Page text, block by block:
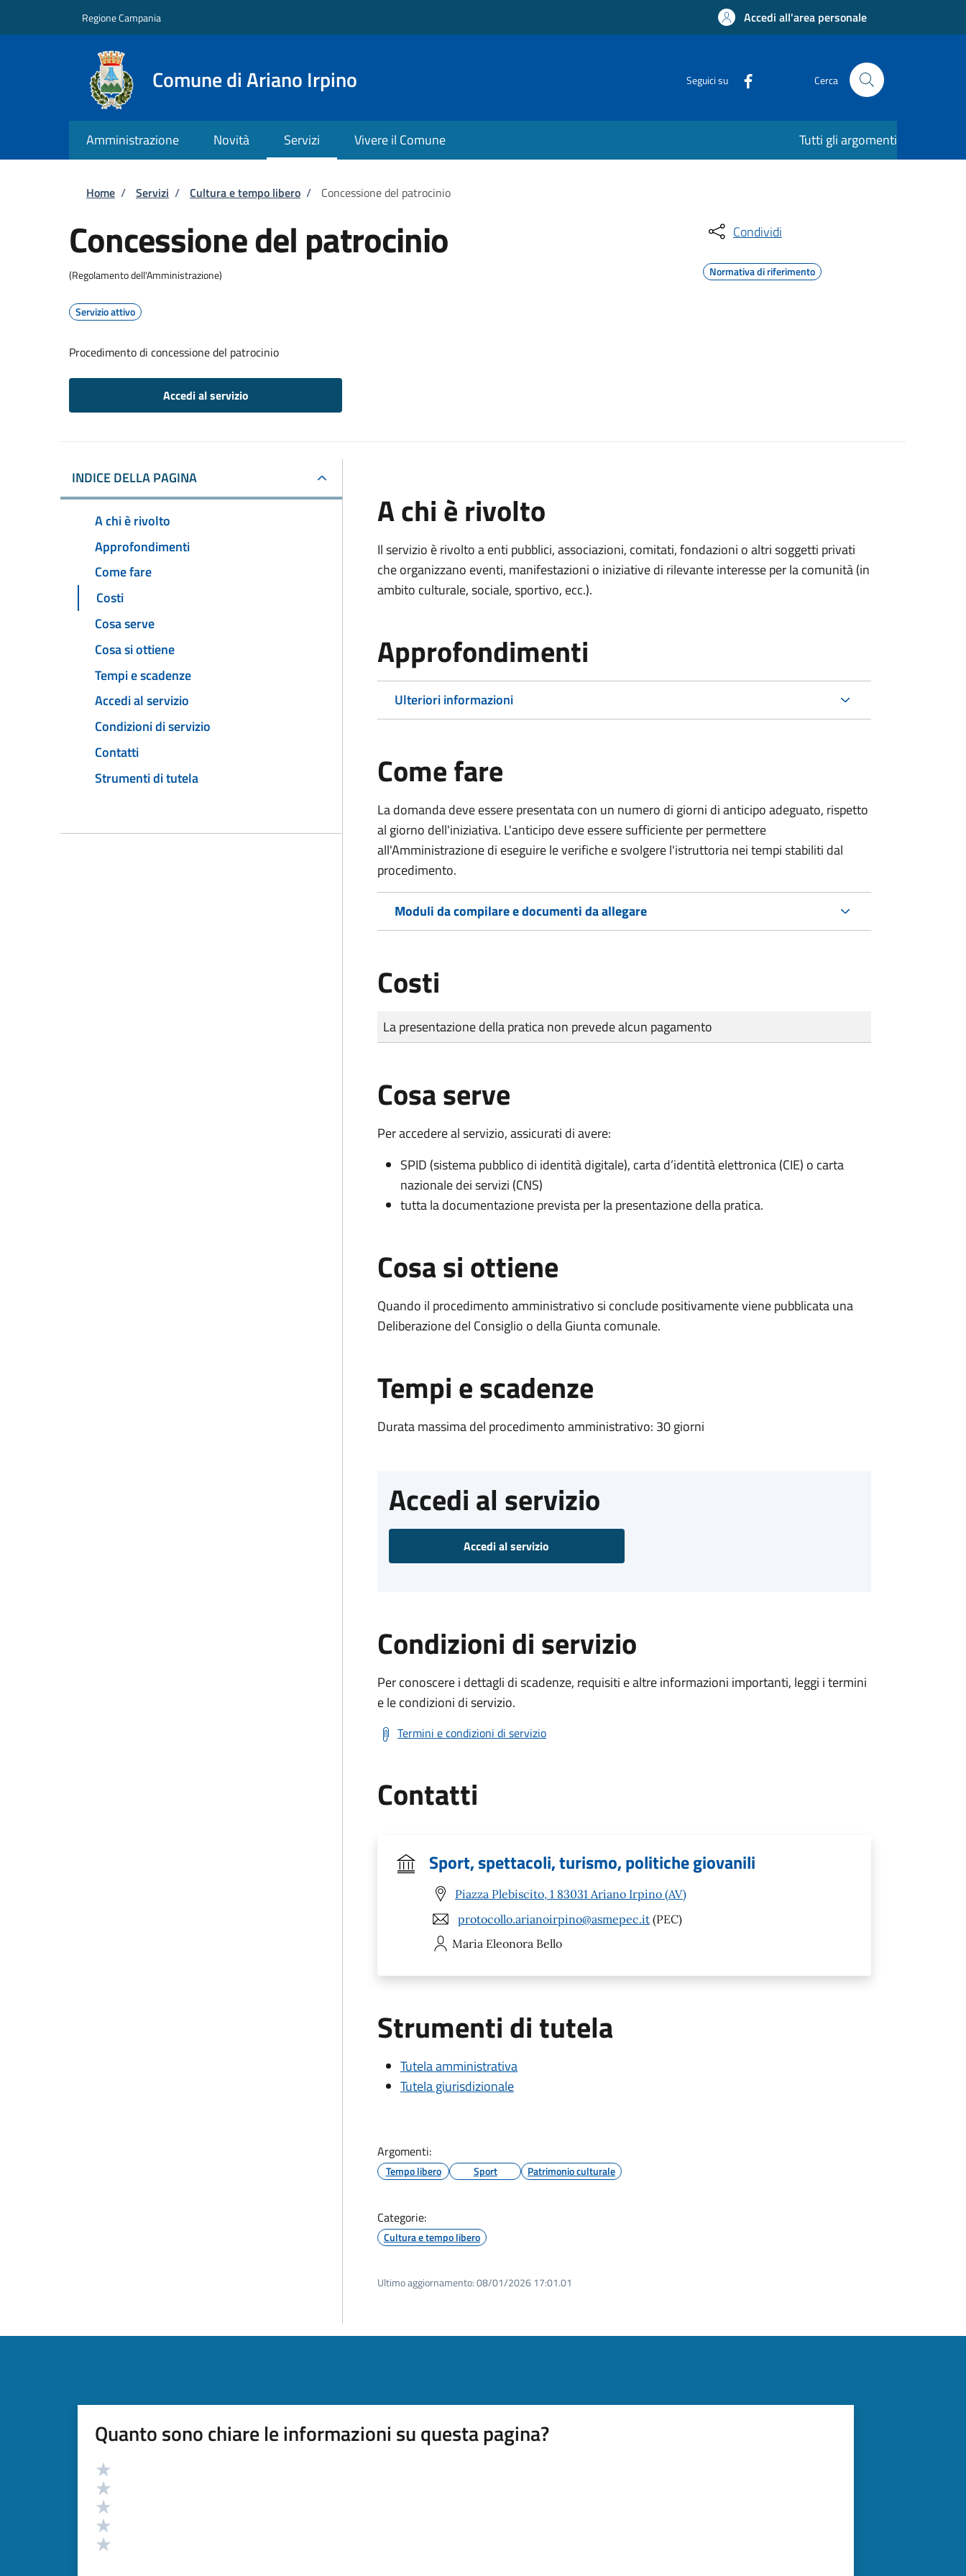
Regione Campania Accedi all'area personale
Comune di Ariano Irpino Seguici su Cerca
Amministrazione Novità Servizi Vivere il Comune Tutti gli argomenti
Briciole di pane
Home / Servizi / Cultura e tempo libero / Concessione del patrocinio
Concessione del patrocinio
(Regolamento dell'Amministrazione)
Servizio attivo
Procedimento di concessione del patrocinio
Accedi al servizio
Condividi
Normativa di riferimento
INDICE DELLA PAGINA
A chi è rivolto
Approfondimenti
Come fare
Costi
Cosa serve
Cosa si ottiene
Tempi e scadenze
Accedi al servizio
Condizioni di servizio
Contatti
Strumenti di tutela
A chi è rivolto
Il servizio è rivolto a enti pubblici, associazioni, comitati, fondazioni o altri soggetti privati
che organizzano eventi, manifestazioni o iniziative di rilevante interesse per la comunità (in
ambito culturale, sociale, sportivo, ecc.).
Approfondimenti
Ulteriori informazioni
Come fare
La domanda deve essere presentatacon un numero di giorni di anticipo adeguato, rispetto
al giorno dell'iniziativa. L'anticipo deve essere sufficiente per permettere
all'Amministrazione di eseguire le verifiche e svolgere l'istruttoria nei tempi stabiliti dal
procedimento.
Moduli da compilare e documenti da allegare
Costi
Tipo di pagamento
Importo
La presentazione della pratica non prevede alcun pagamento
Cosa serve
Per accedere al servizio, assicurati di avere:
SPID (sistema pubblico di identità digitale), carta d’identità elettronica (CIE) o carta
nazionale dei servizi (CNS)
tutta la documentazione prevista per la presentazione della pratica.
Cosa si ottiene
Quando il procedimento amministrativo si conclude positivamente viene pubblicata una
Deliberazione del Consiglio o della Giunta comunale.
Tempi e scadenze
Durata massima del procedimento amministrativo: 30 giorni
Accedi al servizio
Accedi al servizio
Condizioni di servizio
Per conoscere i dettagli di scadenze, requisiti e altre informazioni importanti, leggi i termini
e le condizioni di servizio.
Termini e condizioni di servizio
Contatti
Sport, spettacoli, turismo, politiche giovanili
Piazza Plebiscito, 1 83031 Ariano Irpino (AV)
protocollo.arianoirpino@asmepec.it (PEC)
Maria Eleonora Bello
Strumenti di tutela
Tutela amministrativa
Tutela giurisdizionale
Argomenti:
Tempo libero Sport Patrimonio culturale
Categorie:
Cultura e tempo libero
Ultimo aggiornamento:08/01/2026 17:01.01
Quanto sono chiare le informazioni su questa pagina?
Valutazione